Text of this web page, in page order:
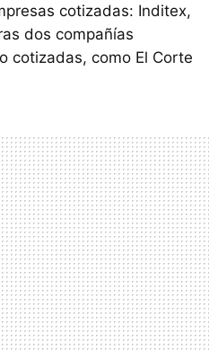
cotizadas: Inditex,
dos compañías
cotizadas, como El Corte